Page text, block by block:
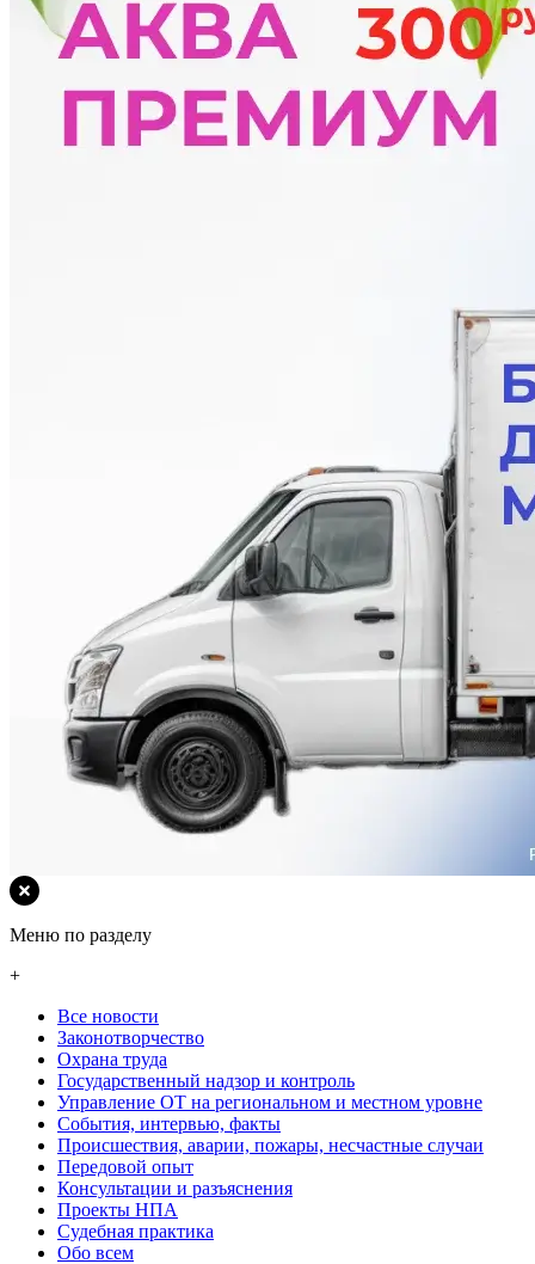
Меню по разделу
+
Все новости
Законотворчество
Охрана труда
Государственный надзор и контроль
Управление ОТ на региональном и местном уровне
События, интервью, факты
Происшествия, аварии, пожары, несчастные случаи
Передовой опыт
Консультации и разъяснения
Проекты НПА
Судебная практика
Обо всем